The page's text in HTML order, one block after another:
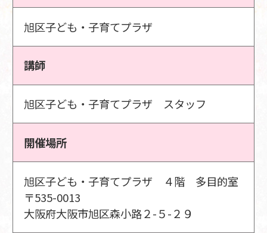
旭区子ども・子育てプラザ
講師
旭区子ども・子育てプラザ スタッフ
開催場所
旭区子ども・子育てプラザ ４階 多目的室
〒535-0013
大阪府大阪市旭区森小路２-５-２９